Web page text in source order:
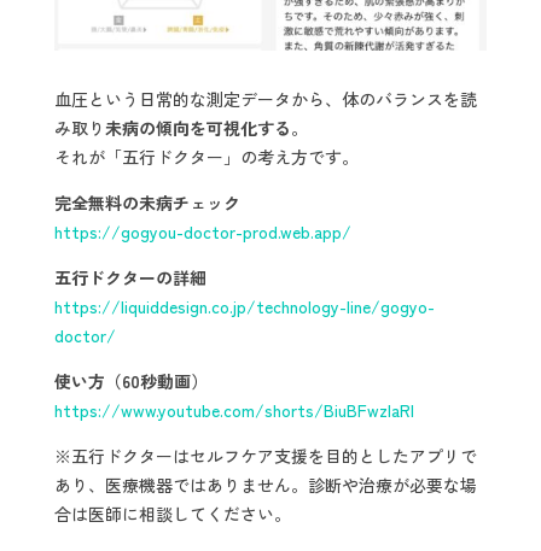
血圧という日常的な測定データから、体のバランスを読
み取り 未病の傾向を可視化する。
それが「五行ドクター」の考え方です。
完全無料の未病チェック
https://gogyou-doctor-prod.web.app/
五行ドクターの詳細
https://liquiddesign.co.jp/technology-line/gogyo-
doctor/
使い方（60秒動画）
https://www.youtube.com/shorts/BiuBFwzIaRI
※五行ドクターはセルフケア支援を目的としたアプリで
あり、医療機器ではありません。診断や治療が必要な場
合は医師に相談してください。